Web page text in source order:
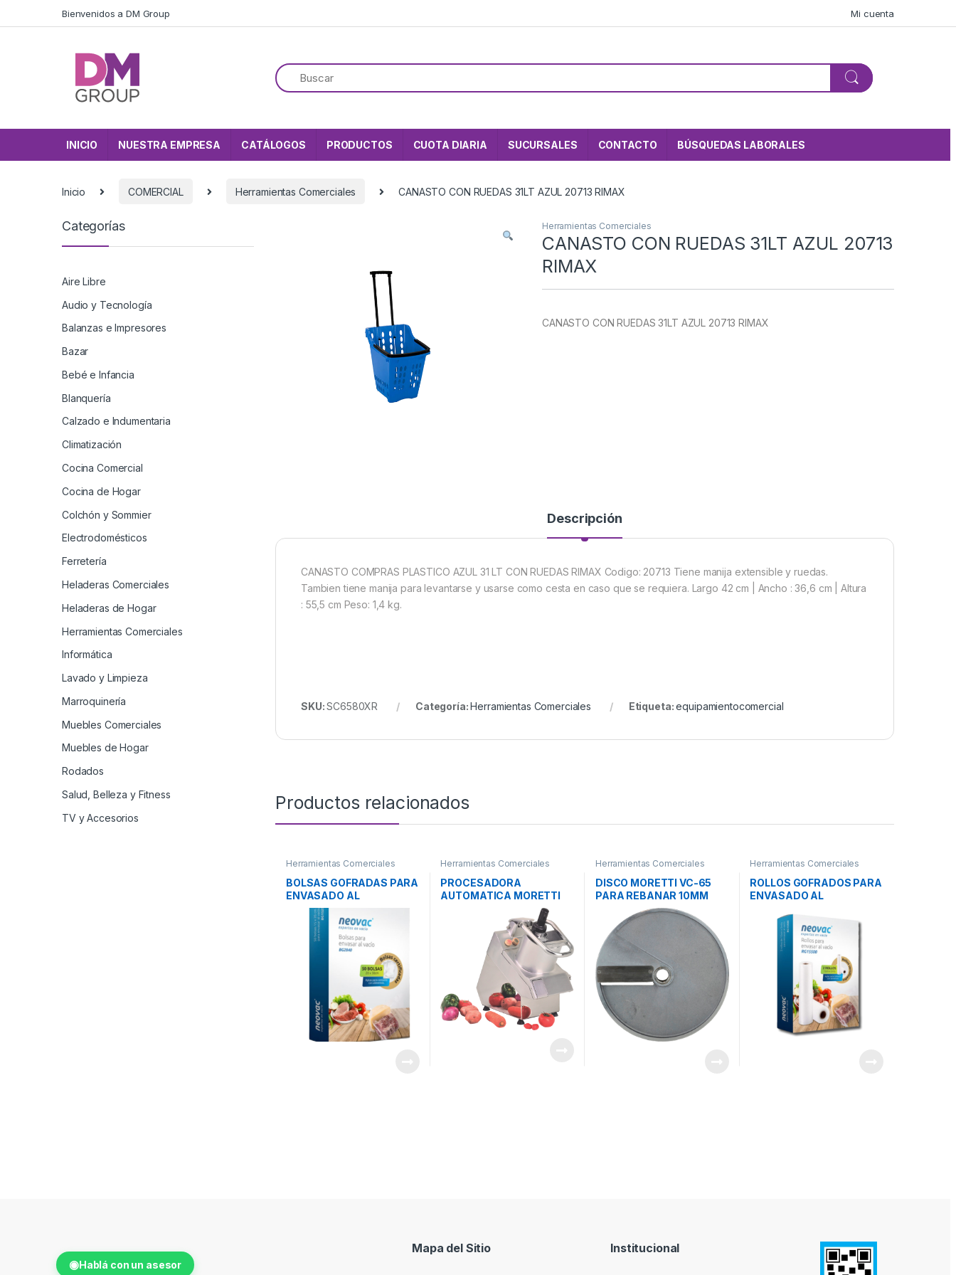
Bienvenidos a DM Group Mi cuenta
INICIO NUESTRA EMPRESA CATÁLOGOS PRODUCTOS CUOTA DIARIA SUCURSALES CONTACTO BÚSQUEDAS LABORALES
Inicio COMERCIAL Herramientas Comerciales CANASTO CON RUEDAS 31LT AZUL 20713 RIMAX
Herramientas Comerciales
CANASTO CON RUEDAS 31LT AZUL 20713
RIMAX
CANASTO CON RUEDAS 31LT AZUL 20713 RIMAX
Descripción
CANASTO COMPRAS PLASTICO AZUL 31 LT CON RUEDAS RIMAX Codigo: 20713 Tiene manija extensible y ruedas.
Tambien tiene manija para levantarse y usarse como cesta en caso que se requiera. Largo 42 cm | Ancho : 36,6 cm | Altura
: 55,5 cm Peso: 1,4 kg.
SKU:SC6580XR Categoría:Herramientas Comerciales Etiqueta:equipamientocomercial
Productos relacionados
Herramientas Comerciales
BOLSAS GOFRADAS PARA
ENVASADO AL
VACu00cdO BG2840
NEOVAC
Herramientas Comerciales
PROCESADORA
AUTOMATICA MORETTI
Herramientas Comerciales
DISCO MORETTI VC-65
PARA REBANAR 10MM
Herramientas Comerciales
ROLLOS GOFRADOS PARA
ENVASADO AL
NEOVAC
Categorías
Aire Libre
Audio y Tecnología
Balanzas e Impresores
Bazar
Bebé e Infancia
Blanquería
Calzado e Indumentaria
Climatización
Cocina Comercial
Cocina de Hogar
Colchón y Sommier
Electrodomésticos
Ferretería
Heladeras Comerciales
Heladeras de Hogar
Herramientas Comerciales
Informática
Lavado y Limpieza
Marroquinería
Muebles Comerciales
Muebles de Hogar
Rodados
Salud, Belleza y Fitness
TV y Accesorios
◉Hablá con un asesor
Mapa del Sitio Institucional